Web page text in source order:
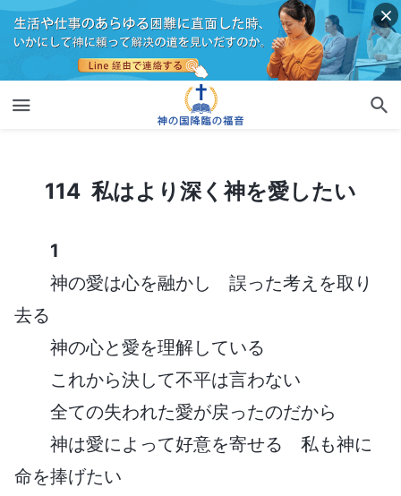
114 私はより深く神を愛したい
114 私はより深く神を愛したい
1
神の愛は心を融かし 誤った考えを取り
去る
神の心と愛を理解している
これから決して不平は言わない
全ての失われた愛が戻ったのだから
神は愛によって好意を寄せる 私も神に
命を捧げたい